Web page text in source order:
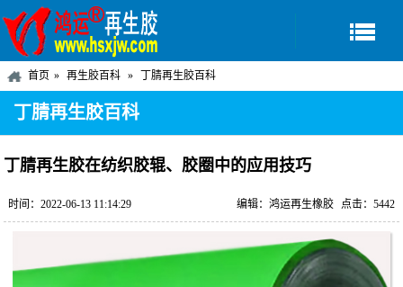
首页 再生胶百科 丁腈再生胶百科
丁腈再生胶百科
丁腈再生胶在纺织胶辊、胶圈中的应用技巧
时间：2022-06-13 11:14:29 点击：5442
编辑：鸿运再生橡胶